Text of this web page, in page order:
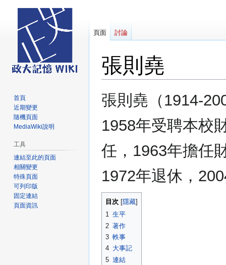
張則堯
跳
至
跳
至
張則堯（1914-
1958年受聘本校
任，1963年擔任
1972年退休，
目次
1 生平
2 著作
3 軼事
4 大事記
5 連結
頁面 討論
首頁
近期變更
隨機頁面
MediaWiki說明
工具
連結至此的頁面
相關變更
特殊頁面
可列印版
固定連結
頁面資訊